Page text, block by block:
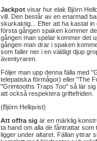
Jackpot visar hur elak Björn
vill. Den består av en enarmad
skurkaktig... Efter att ha kastat in
första gången spaken kommer
gången man spelar kommer det
gången man drar i spaken
som faller ner i en väldigt djup
äventyraren.
Följer man upp denna fälla med
telepatiska förmågor) eller "The
"Grimtooths Traps Too" så lär
att också respektera griftefriden.
(Björn Hellqvist)
Att offra sig är en märklig
ta hand om alla de fåntrattar som
ligger under altaret. Fällan yttrar